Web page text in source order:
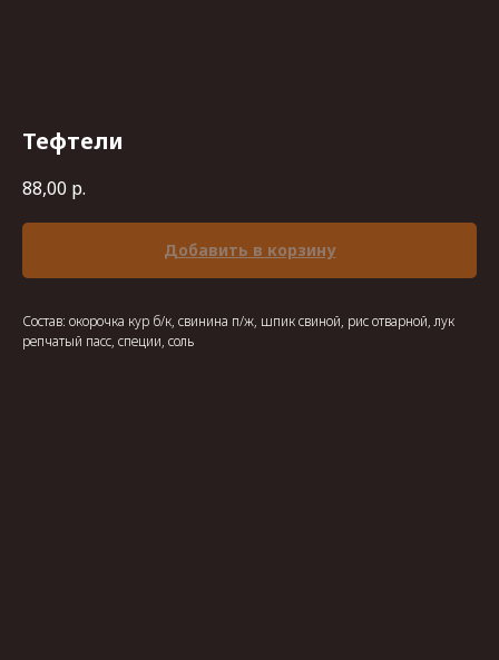
Тефтели
88,00 р.
Добавить в корзину
Состав: окорочка кур б/к, свинина п/ж, шпик свиной, рис отварной, лук
репчатый пасс, специи, соль